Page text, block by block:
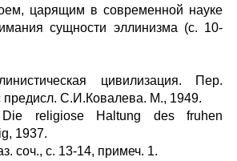
царящим в современной науке
сущности эллинизма (с. 10-
цивилизация. Пер.
предисл. С.И.Ковалева. М., 1949.
religiose Haltung des fruhen
1937.
соч., с. 13-14, примеч. 1.